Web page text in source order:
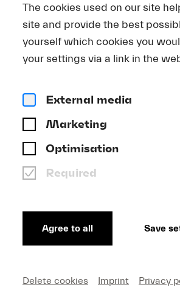
UmYoutubeInhalte zu laden,
The cookies used on our site
site and provide the best
yourself which cookies you
your settings via a link in the
External media
Marketing
Optimisation
Required
Agree to all Save
Delete cookies Imprint Privacy